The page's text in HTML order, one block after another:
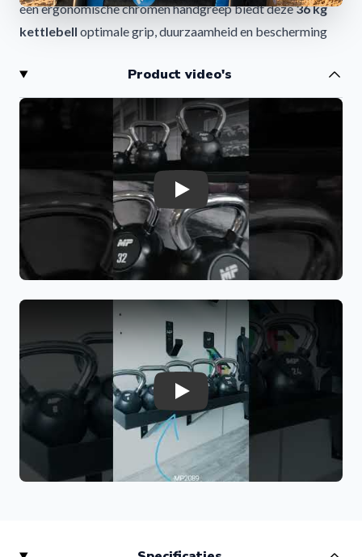
een ergonomische chromen handgreep biedt deze36 kg
kettlebell optimale grip, duurzaamheid en bescherming
sportschool, CrossFit box of thuisgym.
Voordelen van de Rubber/Chrome Kettlebell 36 kg
kettlebell 36 kgbiedt maximale trainingsintensiteit
voor sporters die hun kracht, spiermassa en explosiviteit
willen vergroten. Dit gewicht is ideaal voor zware
compound oefeningen en gevorderde full-body trainingen.
Belangrijkste voordelen:
Geschikt voor zeer gevorderde sporters
Stimuleert maximale spieropbouw
Verbetert explosieve kracht en stabiliteit
Hoge trainingsintensiteit voor vetverbranding
Duurzaam ontwerp met vloerbescherming
Comfortabele en stevige grip
Extreem Intensieve Full-Body Training met de Kettlebell
36 kg
Met de
rubber/chrome kettlebell 36 kgvoer je zware
oefeningen uit zoals kettlebell swings, deadlifts, squats en
presses. Deze oefeningen activeren grote spiergroepen
tegelijk en zorgen voor maximale krachtontwikkeling.
Product video's
Play
Play